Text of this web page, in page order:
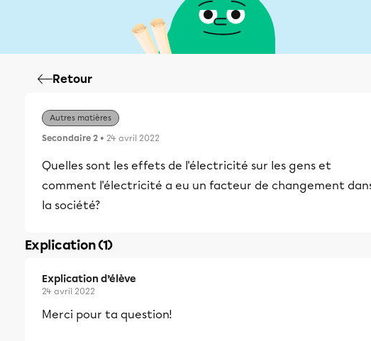
Retour
Autres matières
Secondaire 2 • 24 avril 2022
Quelles sont les effets de l'électricité sur les gens et
comment l'électricité a eu un facteur de changement
la société?
Explication (1)
Explication d’élève
24 avril 2022
Merci pour ta question!